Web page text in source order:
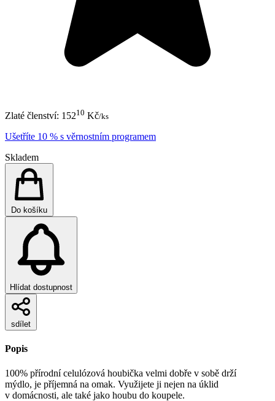
Zlaté členství: 15210 Kč/ks
Ušetříte 10 % s věrnostním programem
Skladem
Do košíku
Hlídat dostupnost
sdílet
Popis
100% přírodní celulózová houbička velmi dobře v sobě drží
mýdlo, je příjemná na omak. Využijete ji nejen na úklid
v domácnosti, ale také jako houbu do koupele.